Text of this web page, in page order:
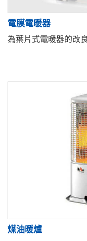
電膜電暖器
為葉片式電暖器的改
煤油暖爐